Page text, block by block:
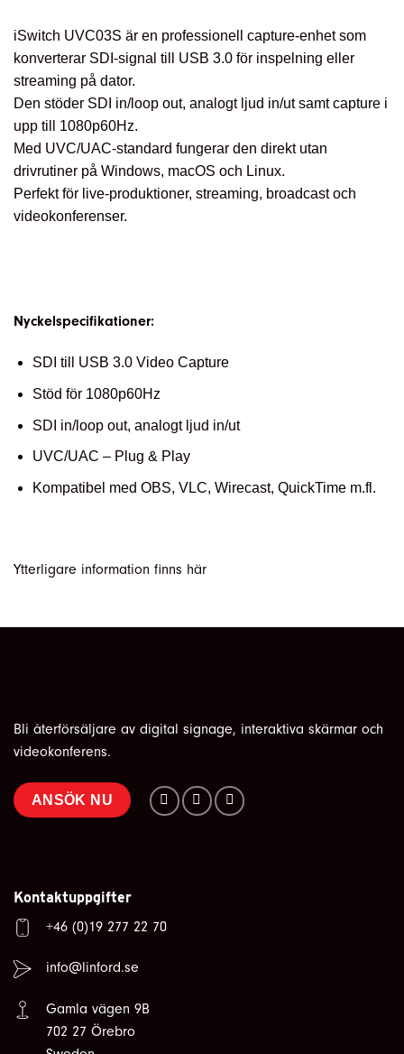
iSwitch UVC03S är en professionell capture-enhet som
konverterar SDI-signal till USB 3.0 för inspelning eller
streaming på dator.
Den stöder SDI in/loop out, analogt ljud in/ut samt capture i
upp till 1080p60Hz.
Med UVC/UAC-standard fungerar den direkt utan
drivrutiner på Windows, macOS och Linux.
Perfekt för live-produktioner, streaming, broadcast och
videokonferenser.
Nyckelspecifikationer:
SDI till USB 3.0 Video Capture
Stöd för 1080p60Hz
SDI in/loop out, analogt ljud in/ut
UVC/UAC – Plug & Play
Kompatibel med OBS, VLC, Wirecast, QuickTime m.fl.
Ytterligare information finns här
Bli återförsäljare av digital signage, interaktiva skärmar och
videokonferens.
ANSÖK NU
Kontaktuppgifter
+46 (0)19 277 22 70
info@linford.se
Gamla vägen 9B
702 27 Örebro